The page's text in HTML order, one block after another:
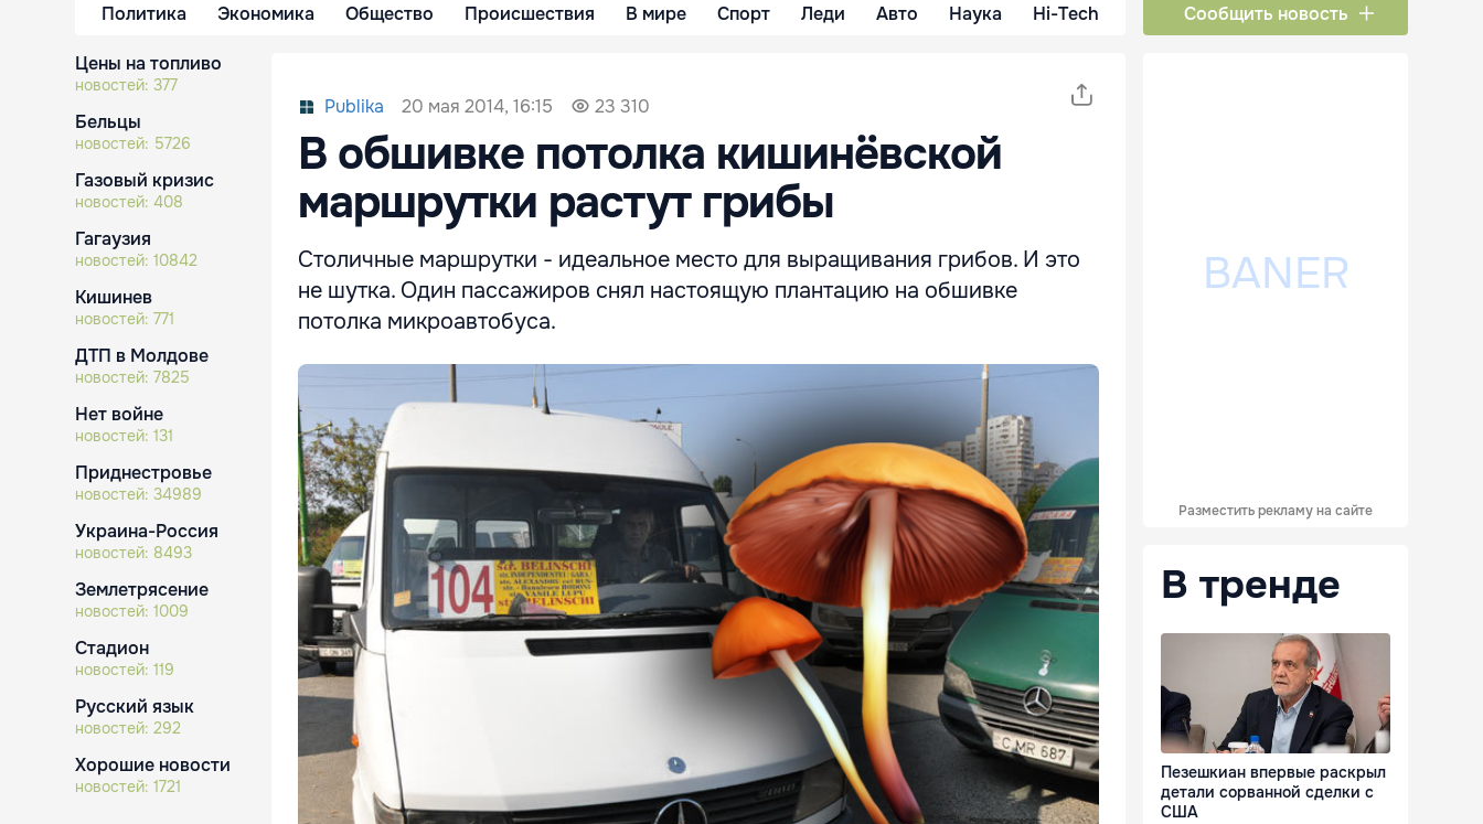
Политика Экономика Общество Происшествия В мире Спорт Леди Авто Наука Hi-Tech Сообщить новость
Цены на топливо
новостей: 377
Бельцы
новостей: 5726
Газовый кризис
новостей: 408
Гагаузия
новостей: 10842
Кишинев
новостей: 771
ДТП в Молдове
новостей: 7825
Нет войне
новостей: 131
Приднестровье
новостей: 34989
Украина-Россия
новостей: 8493
Землетрясение
новостей: 1009
Стадион
новостей: 119
Русский язык
новостей: 292
Хорошие новости
новостей: 1721
Publika 20 мая 2014, 16:15 23 310
В обшивке потолка кишинёвской
маршрутки растут грибы
Столичные маршрутки - идеальное место для выращивания грибов. И это
не шутка. Один пассажиров снял настоящую плантацию на обшивке
потолка микроавтобуса.
Разместить рекламу на сайте
В тренде
Пезешкиан впервые раскрыл
детали сорванной сделки с
США